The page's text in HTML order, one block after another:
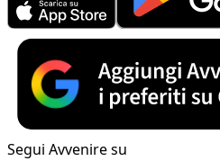
Segui Avvenire su